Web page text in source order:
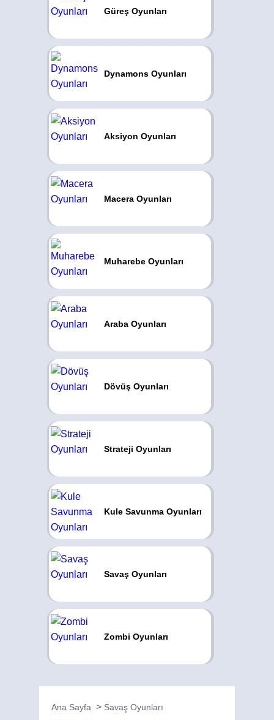
Güreş Oyunları
Dynamons Oyunları
Aksiyon Oyunları
Macera Oyunları
Muharebe Oyunları
Araba Oyunları
Dövüş Oyunları
Strateji Oyunları
Kule Savunma Oyunları
Savaş Oyunları
Zombi Oyunları
Ana Sayfa Savaş Oyunları